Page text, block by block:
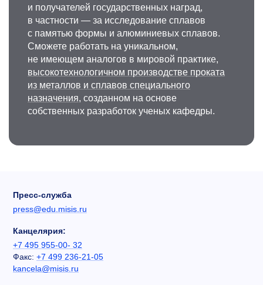
и получателей государственных наград,
в частности — за исследование сплавов
с памятью формы и алюминиевых сплавов.
Сможете работать на уникальном,
не имеющем аналогов в мировой практике,
высокотехнологичном производстве проката
из металлов и сплавов специального
назначения, созданном на основе
собственных разработок ученых кафедры.
Пресс-служба
press@edu.misis.ru
Канцелярия:
+7 495 955-00- 32
Факс: +7 499 236-21-05
kancela@misis.ru